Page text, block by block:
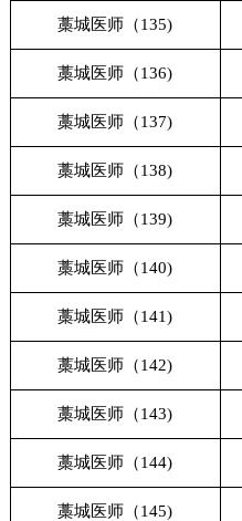
藁城医师（135)
藁城医师（136)
藁城医师（137)
藁城医师（138)
藁城医师（139)
藁城医师（140)
藁城医师（141)
藁城医师（142)
藁城医师（143)
藁城医师（144)
藁城医师（145)